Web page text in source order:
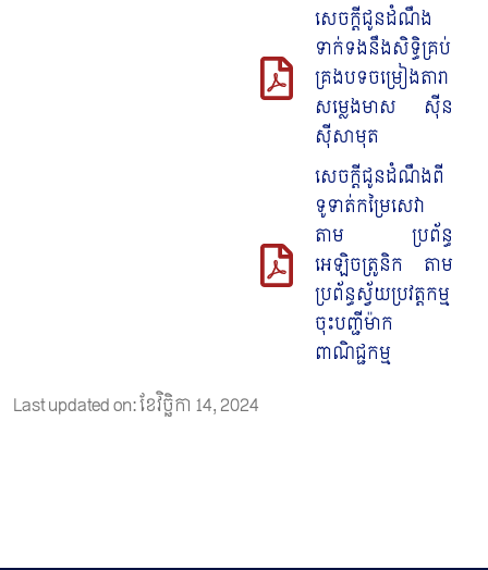
សេចក្តីជូនដំណឹង
ទាក់ទងនឹងសិទ្ធិគ្រប់
គ្រងបទចម្រៀងតារា
សម្លេងមាស ស៊ីន
ស៊ីសាមុត
សេចក្តីជូនដំណឹងពី
ទូទាត់កម្រៃសេវា
តាម ប្រព័ន្ធ
អេឡិចត្រូនិក តាម
ប្រព័ន្ធស្វ័យប្រវត្តកម្ម
ចុះបញ្ជីម៉ាក
ពាណិជ្ជកម្ម
Last updated on: ខែ​វិច្ឆិកា 14, 2024